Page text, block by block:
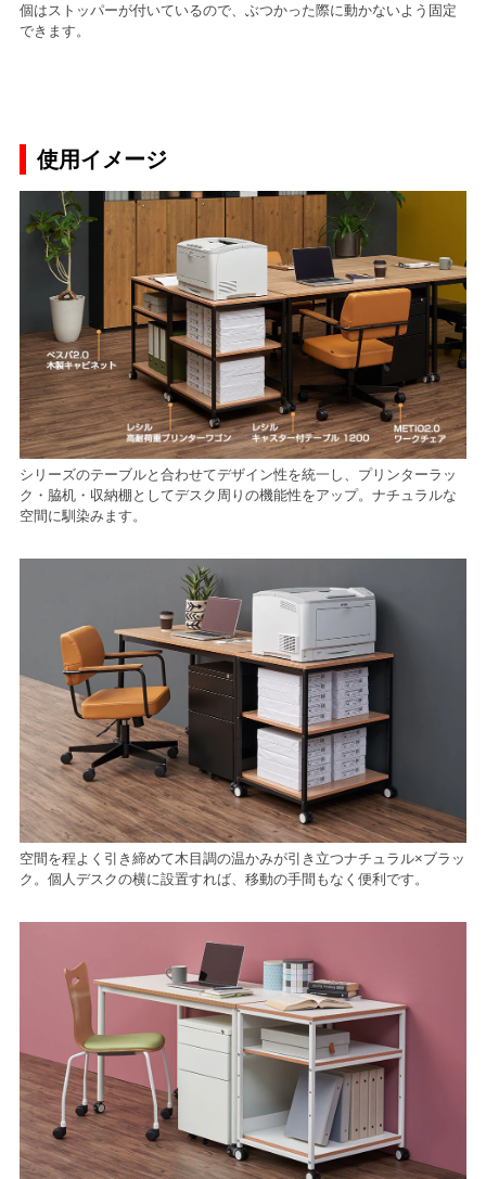
個はストッパーが付いているので、ぶつかった際に動かないよう固定
できます。
使用イメージ
シリーズのテーブルと合わせてデザイン性を統一し、プリンターラッ
ク・脇机・収納棚としてデスク周りの機能性をアップ。ナチュラルな
空間に馴染みます。
空間を程よく引き締めて木目調の温かみが引き立つナチュラル×ブラッ
ク。個人デスクの横に設置すれば、移動の手間もなく便利です。